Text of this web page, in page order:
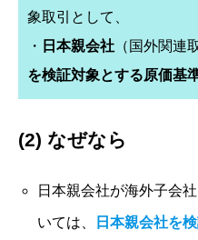
象取引として、
・ 日本親会社 （国外関連
を検証対象とする原価基
(2) なぜなら
日本親会社が海外子会
いては、 日本親会社を